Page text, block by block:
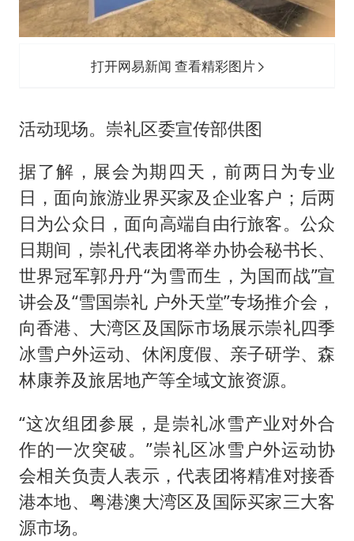
打开网易新闻 查看精彩图片
活动现场。崇礼区委宣传部供图
据了解，展会为期四天，前两日为专业
日，面向旅游业界买家及企业客户；后两
日为公众日，面向高端自由行旅客。公众
日期间，崇礼代表团将举办协会秘书长、
世界冠军郭丹丹“为雪而生，为国而战”宣
讲会及“雪国崇礼 户外天堂”专场推介会，
向香港、大湾区及国际市场展示崇礼四季
冰雪户外运动、休闲度假、亲子研学、森
林康养及旅居地产等全域文旅资源。
“这次组团参展，是崇礼冰雪产业对外合
作的一次突破。”崇礼区冰雪户外运动协
会相关负责人表示，代表团将精准对接香
港本地、粤港澳大湾区及国际买家三大客
源市场。